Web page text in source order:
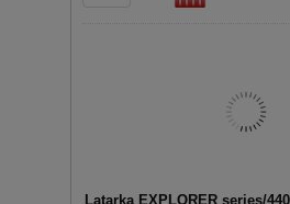
Latarka EXPLORER series/